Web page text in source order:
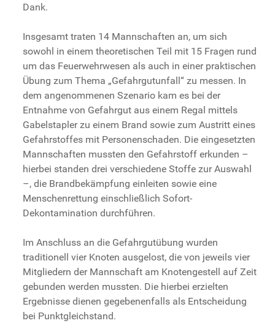
Dank.
Insgesamt traten 14 Mannschaften an, um sich
sowohl in einem theoretischen Teil mit 15 Fragen rund
um das Feuerwehrwesen als auch in einer praktischen
Übung zum Thema „Gefahrgutunfall“ zu messen. In
dem angenommenen Szenario kam es bei der
Entnahme von Gefahrgut aus einem Regal mittels
Gabelstapler zu einem Brand sowie zum Austritt eines
Gefahrstoffes mit Personenschaden. Die eingesetzten
Mannschaften mussten den Gefahrstoff erkunden –
hierbei standen drei verschiedene Stoffe zur Auswahl
–, die Brandbekämpfung einleiten sowie eine
Menschenrettung einschließlich Sofort-
Dekontamination durchführen.
Im Anschluss an die Gefahrgutübung wurden
traditionell vier Knoten ausgelost, die von jeweils vier
Mitgliedern der Mannschaft am Knotengestell auf Zeit
gebunden werden mussten. Die hierbei erzielten
Ergebnisse dienen gegebenenfalls als Entscheidung
bei Punktgleichstand.